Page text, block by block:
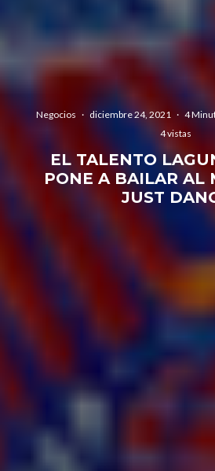
Negocios · diciembre 24, 2021 · 4
4 vistas
EL TALENTO
PONE A BAILAR AL
JUST